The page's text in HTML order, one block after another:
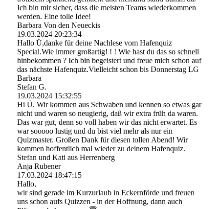
Ich bin mir sicher, dass die meisten Teams wiederkommen
werden. Eine tolle Idee!
Barbara Von den Neueckis
19.03.2024 20:23:34
Hallo Ü,danke für deine Nachlese vom Hafenquiz
Special.Wie immer großartig! ! ! Wie hast du das so schnell
hinbekommen ? Ich bin begeistert und freue mich schon auf
das nächste Hafenquiz.Vielleicht schon bis Donnerstag LG
Barbara
Stefan G.
19.03.2024 15:32:55
Hi Ü. Wir kommen aus Schwaben und kennen so etwas gar
nicht und waren so neugierig, daß wir extra früh da waren.
Das war gut, denn so voll haben wir das nicht erwartet. Es
war sooooo lustig und du bist viel mehr als nur ein
Quizmaster. Großen Dank für diesen tollen Abend! Wir
kommen hoffentlich mal wieder zu deinem Hafenquiz.
Stefan und Kati aus Herrenberg
Anja Rubener
17.03.2024 18:47:15
Hallo,
wir sind gerade im Kurzurlaub in Eckernförde und freuen
uns schon aufs Quizzen - in der Hoffnung, dann auch